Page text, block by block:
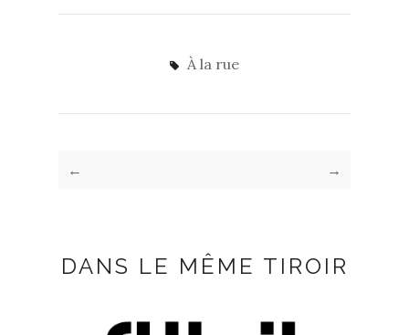
À la rue
← →
DANS LE MÊME TIROIR